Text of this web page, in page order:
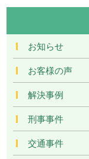
お知らせ
お客様の声
解決事例
刑事事件
交通事件